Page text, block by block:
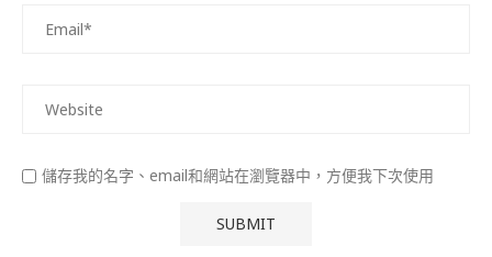
儲存我的名字、email和網站在瀏覽器中，方便我下次使用